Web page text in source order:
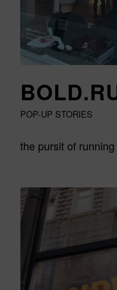
POP-UP STORIES
the pursit of